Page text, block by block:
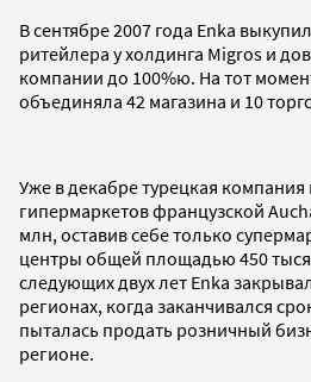
В сентябре 2007 года Enka
ритейлера у холдинга Migros и
компании до 100%ю. На тот
объединяла 42 магазина и 10
Уже в декабре турецкая
гипермаркетов французской
млн, оставив себе только
центры общей площадью 450
следующих двух лет Enka
регионах, когда заканчивался
пыталась продать розничный
регионе.